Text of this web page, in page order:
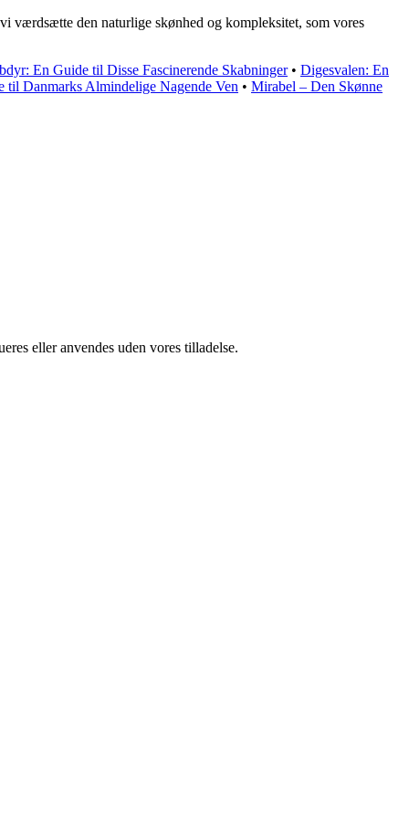
værdsætte den naturlige skønhed og kompleksitet, som vores
En Guide til Disse Fascinerende Skabninger• Digesvalen: En
til Danmarks Almindelige Nagende Ven • Mirabel – Den Skønne
eller anvendes uden vores tilladelse.